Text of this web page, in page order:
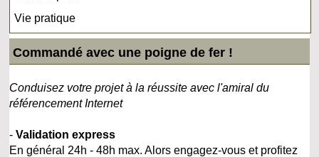
Vie pratique
Commandé avec une poigne de fer !
Conduisez votre projet à la réussite avec l'amiral du
référencement Internet
-Validation express
En général 24h - 48h max. Alors engagez-vous et profitez